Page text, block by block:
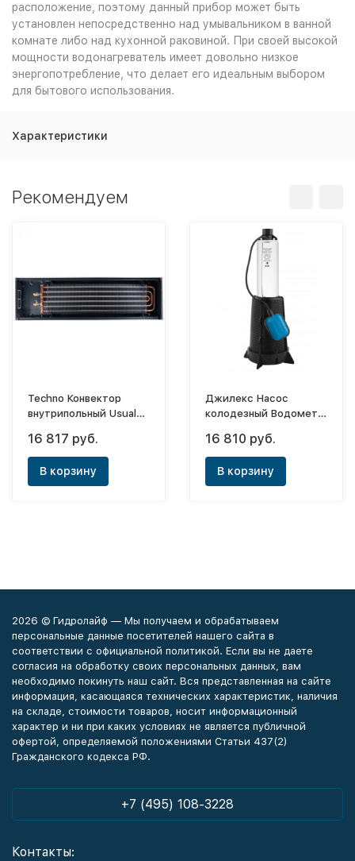
расположение, поэтому данный прибор может быть
установлен непосредственно над умывальником в ванной
комнате либо над кухонной раковиной. При своей высокой
мощности водонагреватель имеет довольно низкое
энергопотребление, что делает его идеальным выбором
для бытового использования.
Характеристики
Рекомендуем
Techno Конвектор
внутрипольный Usual
(естественная
конвекция)
16 817 руб.
В корзину
Джилекс Насос
колодезный Водомет
16 810 руб.
В корзину
2026 © Гидролайф — Мы получаем и обрабатываем
персональные данные посетителей нашего сайта в
соответствии с официальной политикой. Если вы не даете
согласия на обработку своих персональных данных, вам
необходимо покинуть наш сайт. Вся представленная на сайте
информация, касающаяся технических характеристик, наличия
на складе, стоимости товаров, носит информационный
характер и ни при каких условиях не является публичной
офертой, определяемой положениями Статьи 437(2)
Гражданского кодекса РФ.
+7 (495) 108-3228
Контакты: